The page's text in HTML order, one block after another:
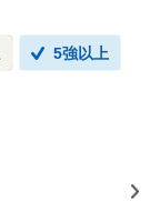
5強以上